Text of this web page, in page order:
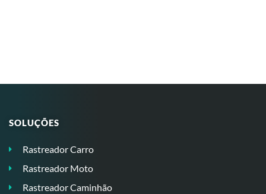
SOLUÇÕES
Rastreador Carro
Rastreador Moto
Rastreador Caminhão